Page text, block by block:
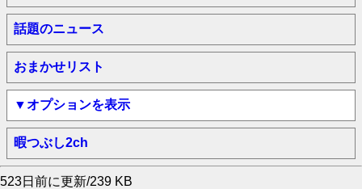
話題のニュース
おまかせリスト
▼オプションを表示
暇つぶし2ch
523日前に更新/239 KB